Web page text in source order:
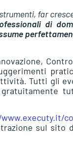
far
di
Tutti gli
gratuitamente
sul sito